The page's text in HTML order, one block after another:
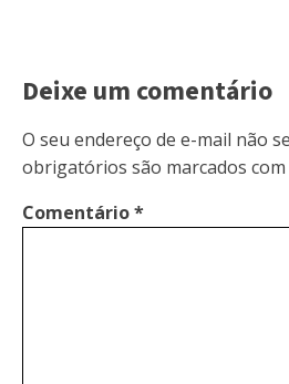
Deixe um comentário
O seu endereço de e-mail não
obrigatórios são marcados com
Comentário*